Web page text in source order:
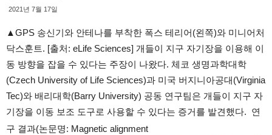
2021년 7월 17일
▲GPS 송신기와 안테나를 부착한 폭스 테리어(왼쪽)와 미니어처
닥스훈트. [출처: eLife Sciences] 개들이 지구 자기장을 이용해 이
동 방향을 잡을 수 있다는 주장이 나왔다. 체코 생명과학대학
(Czech University of Life Sciences)과 미국 버지니아공대(Virginia
Tec)와 배리대학(Barry University) 공동 연구팀은 개들이 지구 자
기장을 이동 보조 도구로 사용할 수 있다는 증거를 발견했다. 연
구 결과(논문명: Magnetic alignment